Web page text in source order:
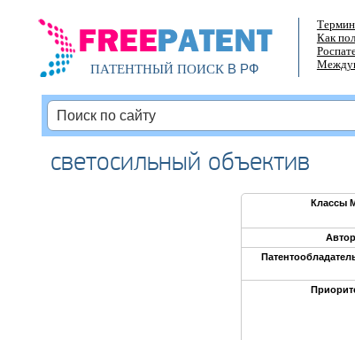
ПАТЕНТНЫЙ ПОИСКВ РФ
Как
светосильный объектив
Классы